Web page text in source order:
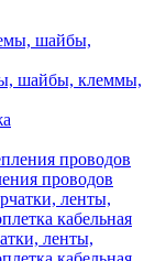
шайбы, клеммы,
проводов
ленты,